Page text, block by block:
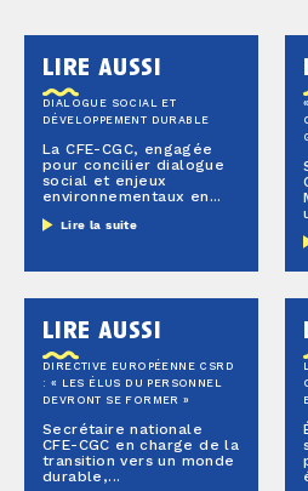
lire aussi
DIALOGUE SOCIAL ET
DÉVELOPPEMENT DURABLE
La CFE-CGC, engagée
pour concilier dialogue
social et enjeux
environnementaux en...
Lire la suite
lire aussi
DIRECTIVE EUROPÉENNE CSRD
: « LES ÉLUS DU PERSONNEL
DEVRONT SE FORMER »
Secrétaire nationale
CFE-CGC en charge de la
transition vers un monde
durable,...